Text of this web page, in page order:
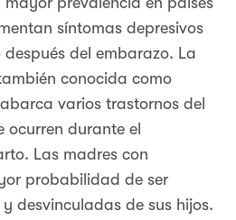
síntomas depresivos
del embarazo. La
conocida como
varios trastornos del
ocurren durante el
Las madres con
probabilidad de ser
desvinculadas de sus hijos.